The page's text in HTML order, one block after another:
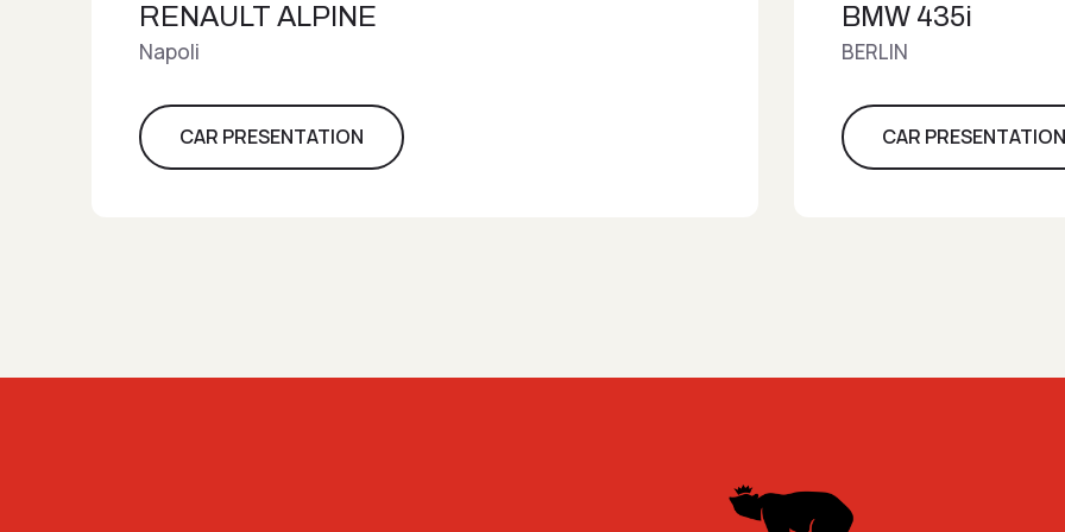
RENAULT ALPINE
Napoli
CAR PRESENTATION
BMW 435i
BERLIN
CAR